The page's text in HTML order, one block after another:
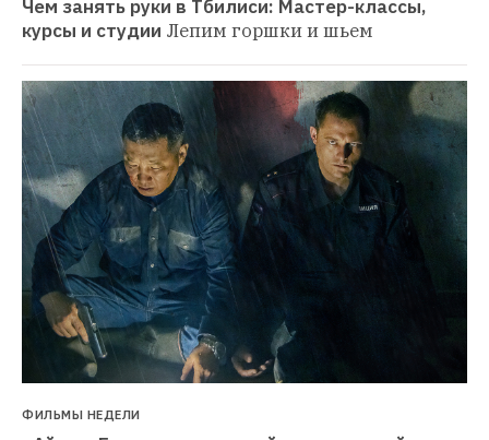
Чем занять руки в Тбилиси: Мастер-классы,
курсы и студии Лепим горшки и шьем
ФИЛЬМЫ НЕДЕЛИ